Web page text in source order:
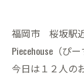
福岡市 桜坂駅
Piecehouse（ぴ
今日は１２人の